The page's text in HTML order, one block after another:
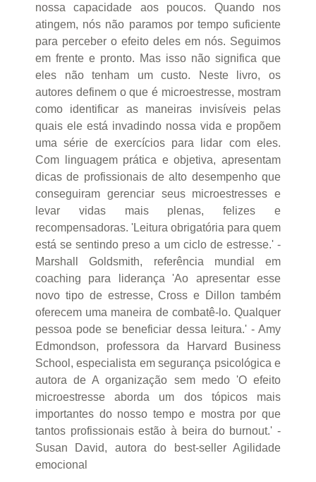
nossa capacidade aos poucos. Quando nos
atingem, nós não paramos por tempo suficiente
para perceber o efeito deles em nós. Seguimos
em frente e pronto. Mas isso não significa que
eles não tenham um custo. Neste livro, os
autores definem o que é microestresse, mostram
como identificar as maneiras invisíveis pelas
quais ele está invadindo nossa vida e propõem
uma série de exercícios para lidar com eles.
Com linguagem prática e objetiva, apresentam
dicas de profissionais de alto desempenho que
conseguiram gerenciar seus microestresses e
levar vidas mais plenas, felizes e
recompensadoras. 'Leitura obrigatória para quem
está se sentindo preso a um ciclo de estresse.' -
Marshall Goldsmith, referência mundial em
coaching para liderança 'Ao apresentar esse
novo tipo de estresse, Cross e Dillon também
oferecem uma maneira de combatê-lo. Qualquer
pessoa pode se beneficiar dessa leitura.' - Amy
Edmondson, professora da Harvard Business
School, especialista em segurança psicológica e
autora de A organização sem medo 'O efeito
microestresse aborda um dos tópicos mais
importantes do nosso tempo e mostra por que
tantos profissionais estão à beira do burnout.' -
Susan David, autora do best-seller Agilidade
emocional